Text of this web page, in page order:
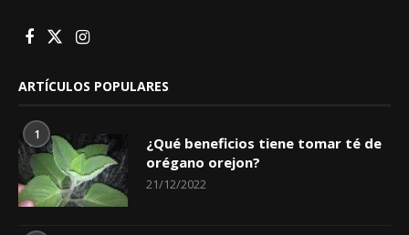
ARTÍCULOS POPULARES
1
¿Qué beneficios tiene tomar té de
orégano orejon?
21/12/2022